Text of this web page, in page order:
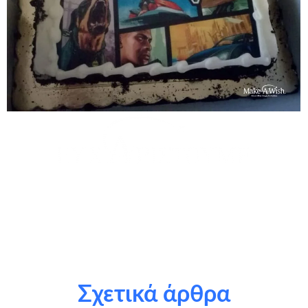
BitdefenderGR, ζαχαροπλαστείο Elite
Σχετικά άρθρα